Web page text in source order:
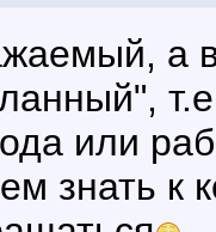
а
или
знать к